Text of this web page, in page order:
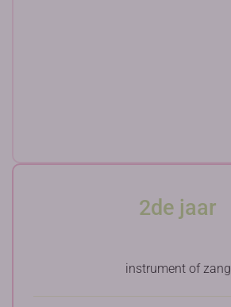
2de jaar
instrument of zang